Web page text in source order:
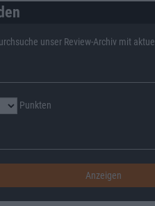
unser Review-Archiv mit aktuell
Punkten